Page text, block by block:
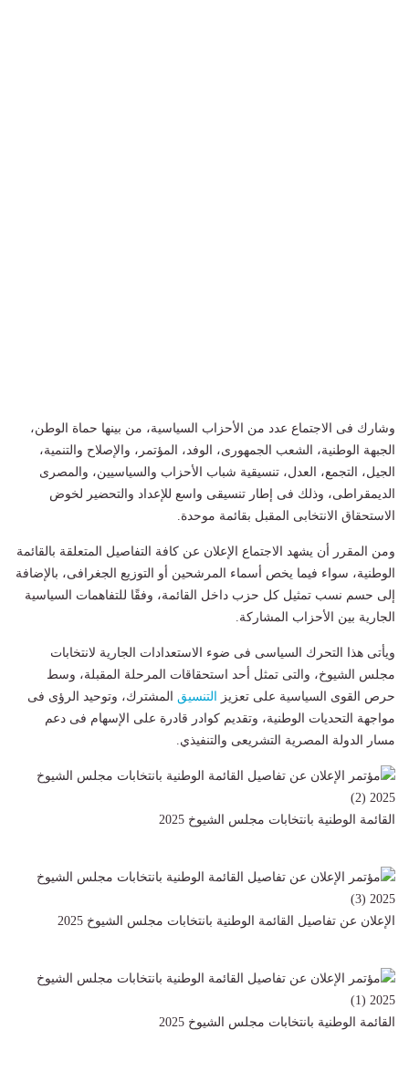
وشارك فى الاجتماع عدد من الأحزاب السياسية، من بينها حماة الوطن،
الجبهة الوطنية، الشعب الجمهورى، الوفد، المؤتمر، والإصلاح والتنمية،
الجيل، التجمع، العدل، تنسيقية شباب الأحزاب والسياسيين، والمصرى
الديمقراطى، وذلك فى إطار تنسيقى واسع للإعداد والتحضير لخوض
الاستحقاق الانتخابى المقبل بقائمة موحدة.
ومن المقرر أن يشهد الاجتماع الإعلان عن كافة التفاصيل المتعلقة بالقائمة
الوطنية، سواء فيما يخص أسماء المرشحين أو التوزيع الجغرافى، بالإضافة
إلى حسم نسب تمثيل كل حزب داخل القائمة، وفقًا للتفاهمات السياسية
الجارية بين الأحزاب المشاركة.
ويأتى هذا التحرك السياسى فى ضوء الاستعدادات الجارية لانتخابات
مجلس الشيوخ، والتى تمثل أحد استحقاقات المرحلة المقبلة، وسط
حرص القوى السياسية على تعزيز التنسيق المشترك، وتوحيد الرؤى فى
مواجهة التحديات الوطنية، وتقديم كوادر قادرة على الإسهام فى دعم
مسار الدولة المصرية التشريعى والتنفيذي.
القائمة الوطنية بانتخابات مجلس الشيوخ 2025
الإعلان عن تفاصيل القائمة الوطنية بانتخابات مجلس الشيوخ 2025
القائمة الوطنية بانتخابات مجلس الشيوخ 2025